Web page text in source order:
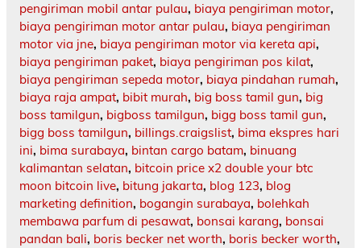
pengiriman mobil antar pulau, biaya pengiriman motor,
biaya pengiriman motor antar pulau, biaya pengiriman
motor via jne, biaya pengiriman motor via kereta api,
biaya pengiriman paket, biaya pengiriman pos kilat,
biaya pengiriman sepeda motor, biaya pindahan rumah,
biaya raja ampat, bibit murah, big boss tamil gun, big
boss tamilgun, bigboss tamilgun, bigg boss tamil gun,
bigg boss tamilgun, billings.craigslist, bima ekspres hari
ini, bima surabaya, bintan cargo batam, binuang
kalimantan selatan, bitcoin price x2 double your btc
moon bitcoin live, bitung jakarta, blog 123, blog
marketing definition, bogangin surabaya, bolehkah
membawa parfum di pesawat, bonsai karang, bonsai
pandan bali, boris becker net worth, boris becker worth,